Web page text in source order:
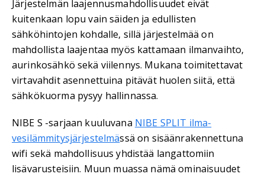
Järjestelmän laajennusmahdollisuudet eivät
kuitenkaan lopu vain säiden ja edullisten
sähköhintojen kohdalle, sillä järjestelmää on
mahdollista laajentaa myös kattamaan ilmanvaihto,
aurinkosähkö sekä viilennys. Mukana toimitettavat
virtavahdit asennettuina pitävät huolen siitä, että
sähkökuorma pysyy hallinnassa.
NIBE S -sarjaan kuuluvana NIBE SPLIT ilma-
vesilämmitysjärjestelmässä on sisäänrakennettuna
wifi sekä mahdollisuus yhdistää langattomiin
lisävarusteisiin. Muun muassa nämä ominaisuudet